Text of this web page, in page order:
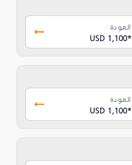
العودة
USD 1,100*
العودة
USD 1,100*